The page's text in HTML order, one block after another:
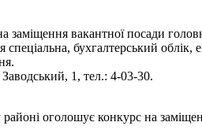
вакантної посади
бухгалтерський
1, тел.: 4-03-30.
оголошує конкурс на